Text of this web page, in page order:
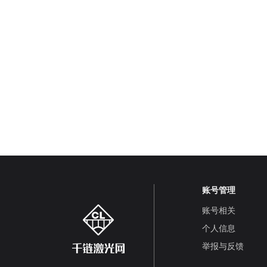
账号管理
账号相关
个人信息
举报与反馈